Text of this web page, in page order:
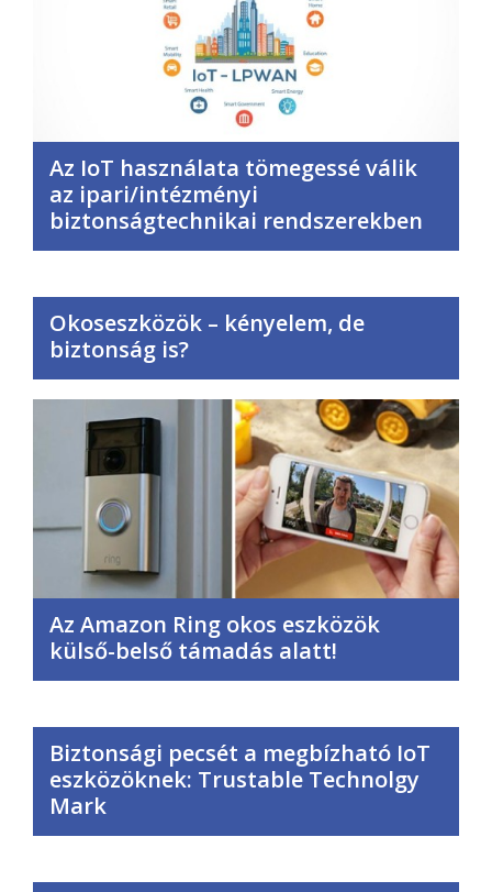
Az IoT használata tömegessé válik
az ipari/intézményi
biztonságtechnikai rendszerekben
Okoseszközök – kényelem, de
biztonság is?
Az Amazon Ring okos eszközök
külső-belső támadás alatt!
Biztonsági pecsét a megbízható IoT
eszközöknek: Trustable Technolgy
Mark